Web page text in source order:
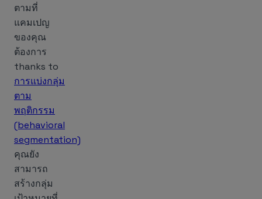
ตามที่
แคมเปญ
ของคุณ
ต้องการ
thanks to
การแบ่งกลุ่ม
ตาม
พฤติกรรม
(behavioral
segmentation)
คุณยัง
สามารถ
สร้างกลุ่ม